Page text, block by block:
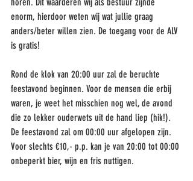
enorm, hierdoor weten wij wat jullie graag
anders/beter willen zien. De toegang voor de ALV
is gratis!
Rond de klok van 20:00 uur zal de beruchte
feestavond beginnen. Voor de mensen die erbij
waren, je weet het misschien nog wel, de avond
die zo lekker ouderwets uit de hand liep (hik!).
De feestavond zal om 00:00 uur afgelopen zijn.
Voor slechts €10,- p.p. kan je van 20:00 tot 00:00
onbeperkt bier, wijn en fris nuttigen.